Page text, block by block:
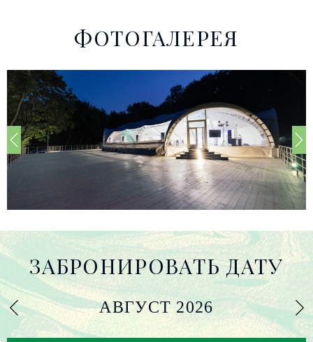
ФОТОГАЛЕРЕЯ
ЗАБРОНИРОВАТЬ ДАТУ
АВГУСТ 2026